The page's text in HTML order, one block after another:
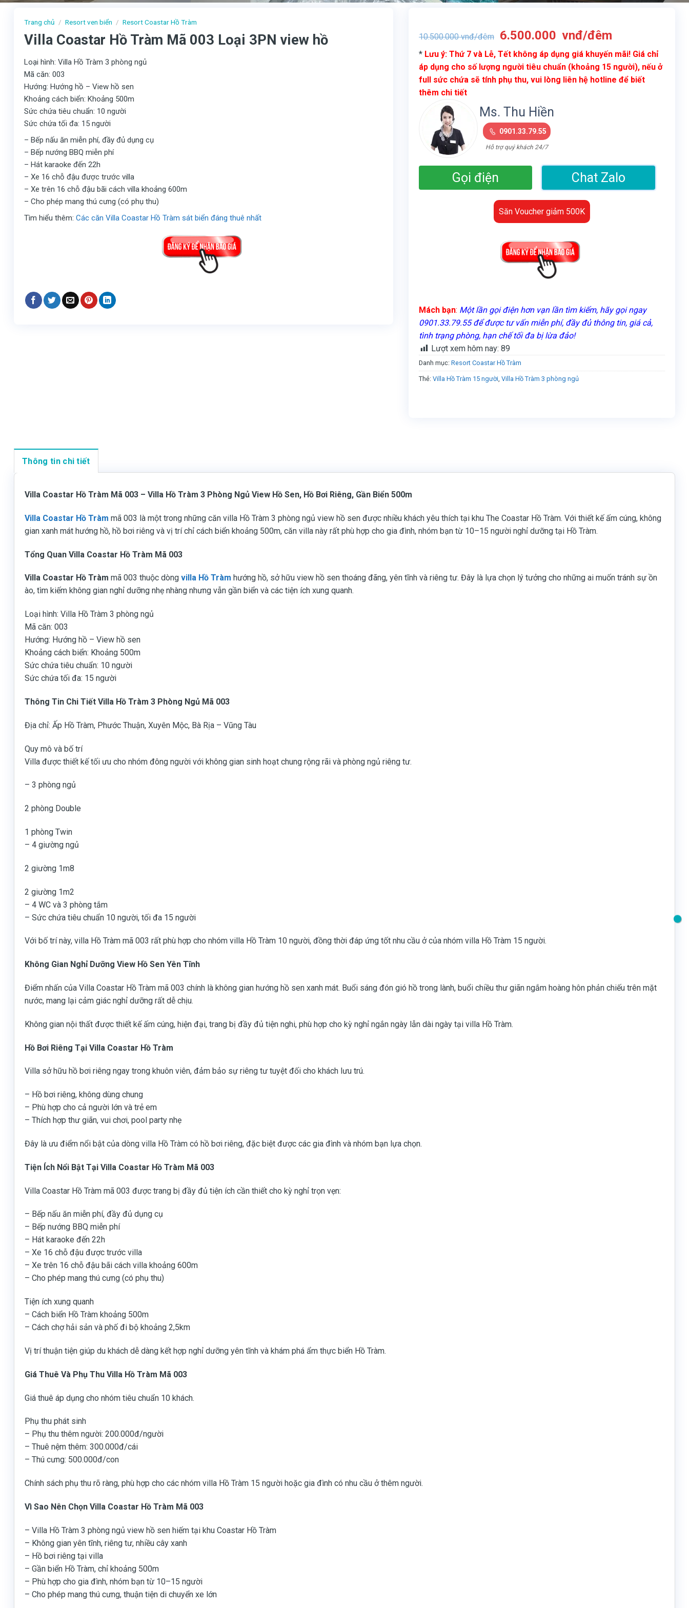
Trang chủ / Resort ven biển / Resort Coastar Hồ Tràm
Villa Coastar Hồ Tràm Mã 003 Loại 3PN view hồ
Loại hình: Villa Hồ Tràm 3 phòng ngủ
Mã căn: 003
Hướng: Hướng hồ – View hồ sen
Khoảng cách biển: Khoảng 500m
Sức chứa tiêu chuẩn: 10 người
Sức chứa tối đa: 15 người
– Bếp nấu ăn miễn phí, đầy đủ dụng cụ
– Bếp nướng BBQ miễn phí
– Hát karaoke đến 22h
– Xe 16 chỗ đậu được trước villa
– Xe trên 16 chỗ đậu bãi cách villa khoảng 600m
– Cho phép mang thú cưng (có phụ thu)
Tìm hiểu thêm: Các căn Villa Coastar Hồ Tràm sát biển đáng thuê nhất
10.500.000vnđ/đêm
Giá
gốc
là:
10.500.000
vnđ/
6.500.000 vnđ/đêmGiá
hiện
tại
là:
6.500.000
* Lưu ý: Thứ 7 và Lễ, Tết không áp dụng giá khuyến mãi! Giá chỉ
áp dụng cho số lượng người tiêu chuẩn (khoảng 15 người), nếu ở
full sức chứa sẽ tính phụ thu, vui lòng liên hệ hotline để biết
thêm chi tiết
Ms. Thu Hiền
0901.33.79.55
Hỗ trợ quý khách 24/7
Gọi điện Chat Zalo
Săn Voucher giảm 500K
Mách bạn: Một lần gọi điện hơn vạn lần tìm kiếm, hãy gọi ngay
0901.33.79.55 để được tư vấn miễn phí, đầy đủ thông tin, giá cả,
tình trạng phòng, hạn chế tối đa bị lừa đảo!
Lượt xem hôm nay: 89
Danh mục: Resort Coastar Hồ Tràm
Thẻ: Villa Hồ Tràm 15 người Villa Hồ Tràm 3 phòng ngủ
Thông tin chi tiết
Villa Coastar Hồ Tràm Mã 003 – Villa Hồ Tràm 3 Phòng Ngủ View Hồ Sen, Hồ Bơi Riêng, Gần Biển 500m
Villa Coastar Hồ Tràm mã 003 là một trong những căn villa Hồ Tràm 3 phòng ngủ view hồ sen được nhiều khách yêu thích tại khu The Coastar Hồ Tràm. Với thiết kế ấm cúng, không
gian xanh mát hướng hồ, hồ bơi riêng và vị trí chỉ cách biển khoảng 500m, căn villa này rất phù hợp cho gia đình, nhóm bạn từ 10–15 người nghỉ dưỡng tại Hồ Tràm.
Tổng Quan Villa Coastar Hồ Tràm Mã 003
Villa Coastar Hồ Tràm mã 003 thuộc dòng villa Hồ Tràm hướng hồ, sở hữu view hồ sen thoáng đãng, yên tĩnh và riêng tư. Đây là lựa chọn lý tưởng cho những ai muốn tránh sự ồn
ào, tìm kiếm không gian nghỉ dưỡng nhẹ nhàng nhưng vẫn gần biển và các tiện ích xung quanh.
Loại hình: Villa Hồ Tràm 3 phòng ngủ
Mã căn: 003
Hướng: Hướng hồ – View hồ sen
Khoảng cách biển: Khoảng 500m
Sức chứa tiêu chuẩn: 10 người
Sức chứa tối đa: 15 người
Thông Tin Chi Tiết Villa Hồ Tràm 3 Phòng Ngủ Mã 003
Địa chỉ: Ấp Hồ Tràm, Phước Thuận, Xuyên Mộc, Bà Rịa – Vũng Tàu
Quy mô và bố trí
Villa được thiết kế tối ưu cho nhóm đông người với không gian sinh hoạt chung rộng rãi và phòng ngủ riêng tư.
– 3 phòng ngủ
2 phòng Double
1 phòng Twin
– 4 giường ngủ
2 giường 1m8
2 giường 1m2
– 4 WC và 3 phòng tắm
– Sức chứa tiêu chuẩn 10 người, tối đa 15 người
Với bố trí này, villa Hồ Tràm mã 003 rất phù hợp cho nhóm villa Hồ Tràm 10 người, đồng thời đáp ứng tốt nhu cầu ở của nhóm villa Hồ Tràm 15 người.
Không Gian Nghỉ Dưỡng View Hồ Sen Yên Tĩnh
Điểm nhấn của Villa Coastar Hồ Tràm mã 003 chính là không gian hướng hồ sen xanh mát. Buổi sáng đón gió hồ trong lành, buổi chiều thư giãn ngắm hoàng hôn phản chiếu trên mặt
nước, mang lại cảm giác nghỉ dưỡng rất dễ chịu.
Không gian nội thất được thiết kế ấm cúng, hiện đại, trang bị đầy đủ tiện nghi, phù hợp cho kỳ nghỉ ngắn ngày lẫn dài ngày tại villa Hồ Tràm.
Hồ Bơi Riêng Tại Villa Coastar Hồ Tràm
Villa sở hữu hồ bơi riêng ngay trong khuôn viên, đảm bảo sự riêng tư tuyệt đối cho khách lưu trú.
– Hồ bơi riêng, không dùng chung
– Phù hợp cho cả người lớn và trẻ em
– Thích hợp thư giãn, vui chơi, pool party nhẹ
Đây là ưu điểm nổi bật của dòng villa Hồ Tràm có hồ bơi riêng, đặc biệt được các gia đình và nhóm bạn lựa chọn.
Tiện Ích Nổi Bật Tại Villa Coastar Hồ Tràm Mã 003
Villa Coastar Hồ Tràm mã 003 được trang bị đầy đủ tiện ích cần thiết cho kỳ nghỉ trọn vẹn:
– Bếp nấu ăn miễn phí, đầy đủ dụng cụ
– Bếp nướng BBQ miễn phí
– Hát karaoke đến 22h
– Xe 16 chỗ đậu được trước villa
– Xe trên 16 chỗ đậu bãi cách villa khoảng 600m
– Cho phép mang thú cưng (có phụ thu)
Tiện ích xung quanh
– Cách biển Hồ Tràm khoảng 500m
– Cách chợ hải sản và phố đi bộ khoảng 2,5km
Vị trí thuận tiện giúp du khách dễ dàng kết hợp nghỉ dưỡng yên tĩnh và khám phá ẩm thực biển Hồ Tràm.
Giá Thuê Và Phụ Thu Villa Hồ Tràm Mã 003
Giá thuê áp dụng cho nhóm tiêu chuẩn 10 khách.
Phụ thu phát sinh
– Phụ thu thêm người: 200.000đ/người
– Thuê nệm thêm: 300.000đ/cái
– Thú cưng: 500.000đ/con
Chính sách phụ thu rõ ràng, phù hợp cho các nhóm villa Hồ Tràm 15 người hoặc gia đình có nhu cầu ở thêm người.
Vì Sao Nên Chọn Villa Coastar Hồ Tràm Mã 003
– Villa Hồ Tràm 3 phòng ngủ view hồ sen hiếm tại khu Coastar Hồ Tràm
– Không gian yên tĩnh, riêng tư, nhiều cây xanh
– Hồ bơi riêng tại villa
– Gần biển Hồ Tràm, chỉ khoảng 500m
– Phù hợp cho gia đình, nhóm bạn từ 10–15 người
– Cho phép mang thú cưng, thuận tiện di chuyển xe lớn